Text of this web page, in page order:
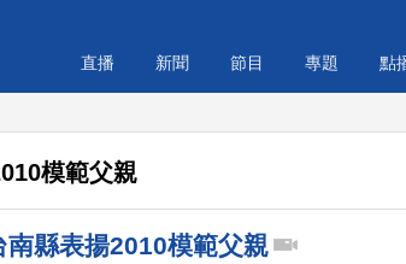
直播 新聞 節目 專題 點
模範父親
南縣表揚2010模範父親